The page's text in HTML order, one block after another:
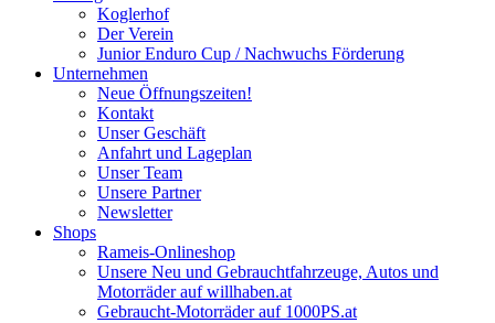
Koglerhof
Der Verein
Junior Enduro Cup / Nachwuchs Förderung
Unternehmen
Neue Öffnungszeiten!
Kontakt
Unser Geschäft
Anfahrt und Lageplan
Unser Team
Unsere Partner
Newsletter
Shops
Rameis-Onlineshop
Unsere Neu und Gebrauchtfahrzeuge, Autos und
Motorräder auf willhaben.at
Gebraucht-Motorräder auf 1000PS.at